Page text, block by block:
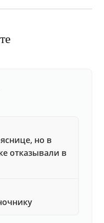
но в
отказывали в